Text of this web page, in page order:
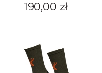
190,00 zł